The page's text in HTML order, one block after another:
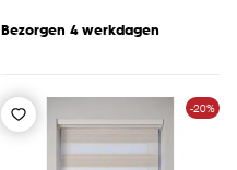
Bezorgen 4 werkdagen
-20%